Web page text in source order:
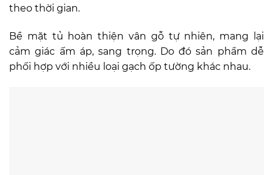
theo thời gian.
Bề mặt tủ hoàn thiện vân gỗ tự nhiên, mang lại
cảm giác ấm áp, sang trọng. Do đó sản phẩm dễ
phối hợp với nhiều loại gạch ốp tường khác nhau.